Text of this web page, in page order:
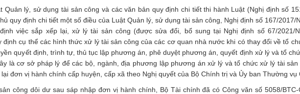
lý, sử dụng tài sản công và các văn bản quy định chi tiết thi hành Luật (Nghị định số
quy định chi tiết một số điều của Luật Quản lý, sử dụng tài sản công, Nghị định số 167/2017/
việc sắp xếp lại, xử lý tài sản công (được sửa đổi, bổ sung tại Nghị định số 67/2021/
định cụ thể các hình thức xử lý tài sản công của các cơ quan nhà nước khi có thay đổi về tổ
quyết định, trình tự, thủ tục lập phương án, phê duyệt phương án, quyết định xử lý và tổ
là cơ sở pháp lý để các bộ, ngành, địa phương lập phương án xử lý và tổ chức xử lý tài sản
đơn vị hành chính cấp huyện, cấp xã theo Nghị quyết của Bộ Chính trị và Ủy ban Thường vụ
công dôi dư sau sáp nhập đơn vị hành chính, Bộ Tài chính đã có Công văn số 5058/BTC-